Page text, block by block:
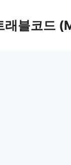
래블코드